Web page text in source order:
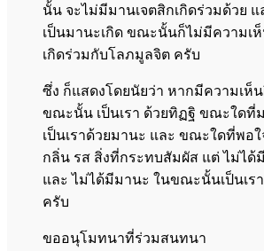
นั้น จะไม่มีมานเจตสิกเกิดร่วมด้วย
เป็นมานะเกิด ขณะนั้นก็ไม่มีความเ
เกิดร่วมกับโลภมูลจิต ครับ
ซึ่ง ก็แสดงโดยนัยว่า หากมีความเห็
ขณะนั้น เป็นเรา ด้วยทิฏฐิ ขณะใดที่
เป็นเราด้วยมานะ และ ขณะใดที่พอใ
กลิ่น รส สิ่งที่กระทบสัมผัส แต่ ไม่ได้
และ ไม่ได้มีมานะ ในขณะนั้นเป็นเร
ครับ
ขออนุโมทนาที่ร่วมสนทนา